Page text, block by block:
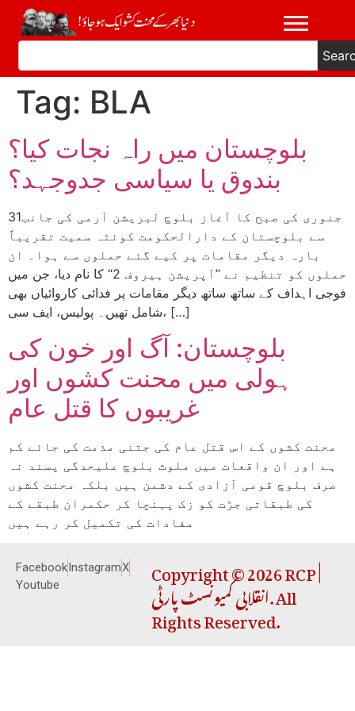
Tag: BLA
بلوچستان میں راہ نجات کیا؟
بندوق یا سیاسی جدوجہد؟
31جنوری کی صبح کا آغاز بلوچ لبریشن آرمی کی جانب
سے بلوچستان کے دارالحکومت کوئٹہ سمیت تقریباً
بارہ دیگر مقامات پر کیے گئے حملوں سے ہوا۔ ان
حملوں کو تنظیم نے ”آپریشن ہیروف 2“ کا نام دیا، جن میں
فوجی اہداف کے ساتھ ساتھ دیگر مقامات پر فدائی کاروائیاں بھی
شامل تھیں۔ پولیس، ایف سی، […]
بلوچستان: آگ اور خون کی
ہولی میں محنت کشوں اور
غریبوں کا قتل عام
محنت کشوں کے اس قتل عام کی جتنی مذمت کی جائے کم
ہے اور ان واقعات میں ملوث بلوچ علیحدگی پسند نہ
صرف بلوچ قومی آزادی کے دشمن ہیں بلکہ محنت کشوں
کی طبقاتی جڑت کو زک پہنچا کر حکمران طبقے کے
مفادات کی تکمیل کر رہے ہیں
FacebookInstagramX
Youtube
Copyright © 2026 RCP |
انقلابی کمیونسٹ پارٹی. All
Rights Reserved.